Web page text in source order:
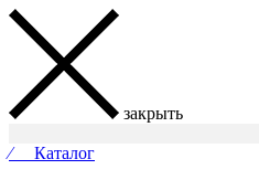
закрыть
⁄ Каталог